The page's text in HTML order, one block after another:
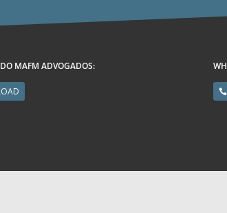
MAFM ADVOGADOS: